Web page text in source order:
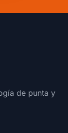
de punta y